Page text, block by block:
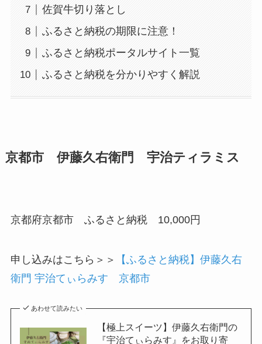
佐賀牛切り落とし
ふるさと納税の期限に注意！
ふるさと納税ポータルサイト一覧
ふるさと納税を分かりやすく解説
京都市 伊藤久右衛門 宇治ティラミス
京都府京都市 ふるさと納税 10,000円
申し込みはこちら＞＞
【ふるさと納税】伊藤久右
衛門 宇治てぃらみす 京都市
あわせて読みたい
【極上スイーツ】伊藤久右衛門の
『宇治てぃらみす』をお取り寄